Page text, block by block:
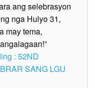
ang selebrasyon
nga Hulyo 31,
may tema,
: 52ND
SANG LGU